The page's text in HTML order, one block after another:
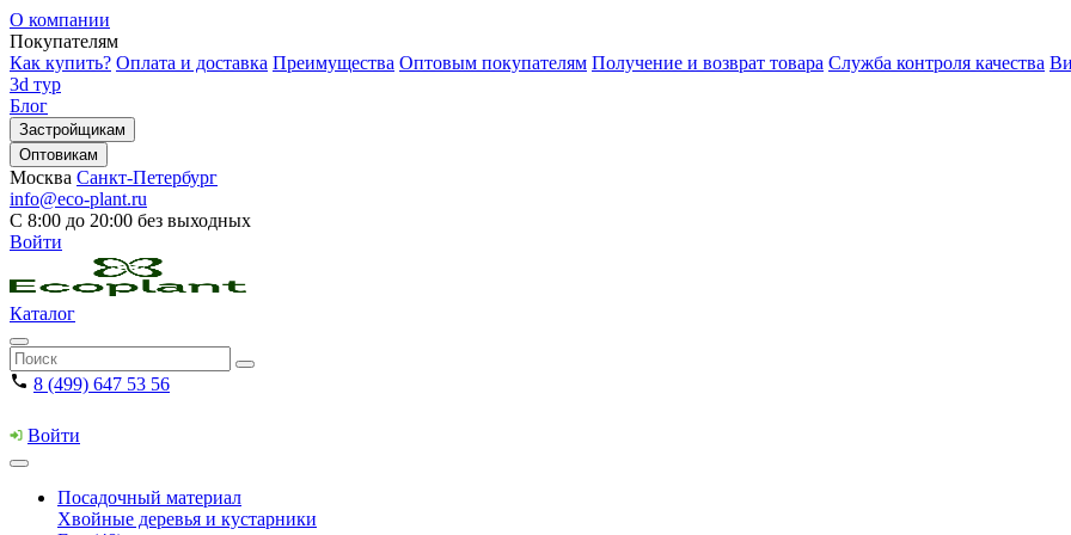
О компании
Покупателям
Как купить? Оплата и доставка Преимущества Оптовым покупателям Получение и возврат товара Служба контроля качества
3d тур
Блог
Застройщикам
Оптовикам
Москва Санкт-Петербург
info@eco-plant.ru
С 8:00 до 20:00 без выходных
Войти
Каталог
8 (499) 647 53 56
Войти
Посадочный материал
Хвойные деревья и кустарники